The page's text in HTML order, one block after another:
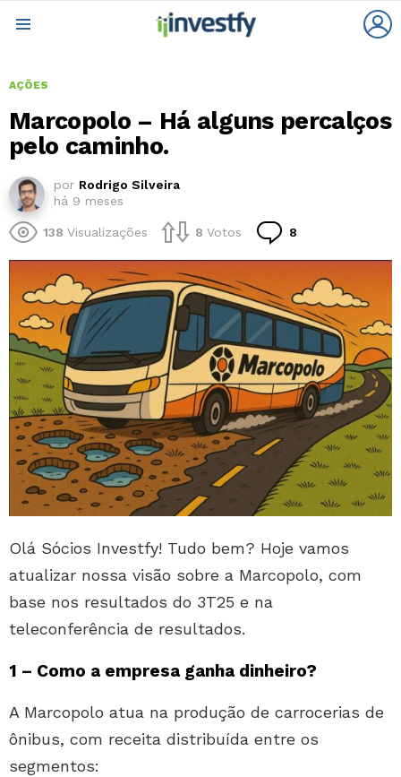
AÇÕES
Marcopolo – Há alguns percalços
pelo caminho.
por Rodrigo Silveira
há 9 meses
138 Visualizações 8 Votos 8
Olá Sócios Investfy! Tudo bem? Hoje vamos
atualizar nossa visão sobre a Marcopolo, com
base nos resultados do 3T25 e na
teleconferência de resultados.
1 – Como a empresa ganha dinheiro?
A Marcopolo atua na produção de carrocerias de
ônibus, com receita distribuída entre os
segmentos: